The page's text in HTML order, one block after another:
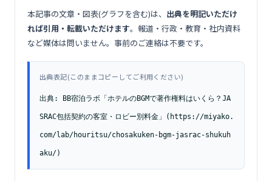
本記事の文章・図表(グラフを含む)は、 出典を明記いただけ
れば引用・転載いただけます。報道・行政・教育・社内資料
など媒体は問いません。事前のご連絡は不要です。
出典表記(このままコピーしてご利用ください)
出典: BB宿泊ラボ「ホテルのBGMで著作権料はいくら？JA
SRAC包括契約の客室・ロビー別料金」(https://miyako.
com/lab/houritsu/chosakuken-bgm-jasrac-shukuh
aku/)